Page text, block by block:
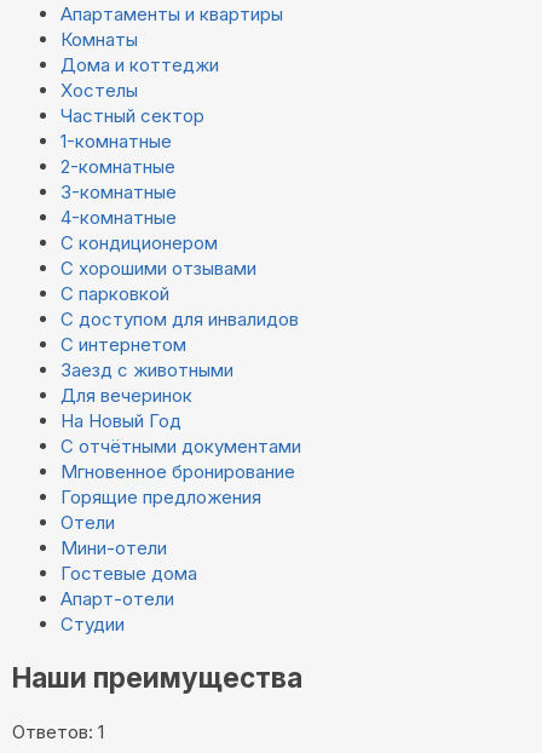
Апартаменты и квартиры
Комнаты
Дома и коттеджи
Хостелы
Частный сектор
1-комнатные
2-комнатные
3-комнатные
4-комнатные
С кондиционером
С хорошими отзывами
С парковкой
С доступом для инвалидов
С интернетом
Заезд с животными
Для вечеринок
На Новый Год
С отчётными документами
Мгновенное бронирование
Горящие предложения
Отели
Мини-отели
Гостевые дома
Апарт-отели
Студии
Наши преимущества
Ответов: 1